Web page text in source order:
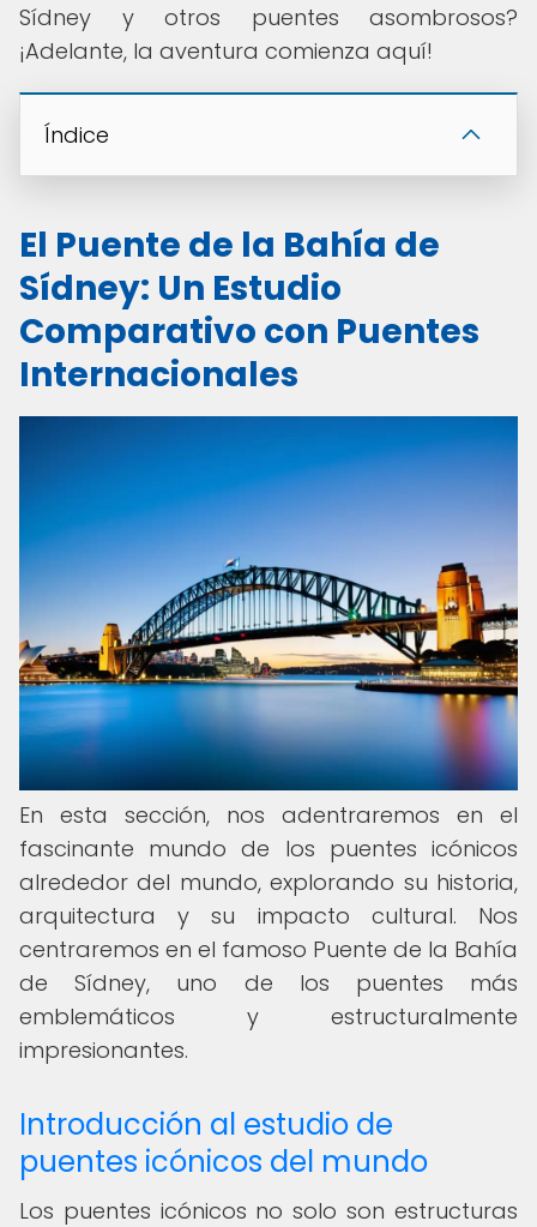
Sídney y otros puentes asombrosos?
¡Adelante, la aventura comienza aquí!
Índice
El Puente de la Bahía de
Sídney: Un Estudio
Comparativo con Puentes
Internacionales
En esta sección, nos adentraremos en el
fascinante mundo de los puentes icónicos
alrededor del mundo, explorando su historia,
arquitectura y su impacto cultural. Nos
centraremos en el famoso Puente de la Bahía
de Sídney, uno de los puentes más
emblemáticos y estructuralmente
impresionantes.
Introducción al estudio de
puentes icónicos del mundo
Los puentes icónicos no solo son estructuras